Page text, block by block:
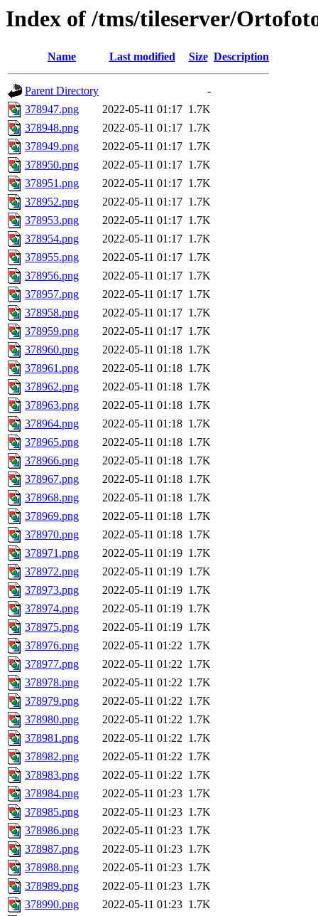
Index of /tms/tileserver/
Name Last modified Size Description
Parent Directory
-
378947.png
2022-05-11 01:17 1.7K
378948.png
2022-05-11 01:17 1.7K
378949.png
2022-05-11 01:17 1.7K
378950.png
2022-05-11 01:17 1.7K
378951.png
2022-05-11 01:17 1.7K
378952.png
2022-05-11 01:17 1.7K
378953.png
2022-05-11 01:17 1.7K
378954.png
2022-05-11 01:17 1.7K
378955.png
2022-05-11 01:17 1.7K
378956.png
2022-05-11 01:17 1.7K
378957.png
2022-05-11 01:17 1.7K
378958.png
2022-05-11 01:17 1.7K
378959.png
2022-05-11 01:17 1.7K
378960.png
2022-05-11 01:18 1.7K
378961.png
2022-05-11 01:18 1.7K
378962.png
2022-05-11 01:18 1.7K
378963.png
2022-05-11 01:18 1.7K
378964.png
2022-05-11 01:18 1.7K
378965.png
2022-05-11 01:18 1.7K
378966.png
2022-05-11 01:18 1.7K
378967.png
2022-05-11 01:18 1.7K
378968.png
2022-05-11 01:18 1.7K
378969.png
2022-05-11 01:18 1.7K
378970.png
2022-05-11 01:18 1.7K
378971.png
2022-05-11 01:19 1.7K
378972.png
2022-05-11 01:19 1.7K
378973.png
2022-05-11 01:19 1.7K
378974.png
2022-05-11 01:19 1.7K
378975.png
2022-05-11 01:19 1.7K
378976.png
2022-05-11 01:22 1.7K
378977.png
2022-05-11 01:22 1.7K
378978.png
2022-05-11 01:22 1.7K
378979.png
2022-05-11 01:22 1.7K
378980.png
2022-05-11 01:22 1.7K
378981.png
2022-05-11 01:22 1.7K
378982.png
2022-05-11 01:22 1.7K
378983.png
2022-05-11 01:22 1.7K
378984.png
2022-05-11 01:23 1.7K
378985.png
2022-05-11 01:23 1.7K
378986.png
2022-05-11 01:23 1.7K
378987.png
2022-05-11 01:23 1.7K
378988.png
2022-05-11 01:23 1.7K
378989.png
2022-05-11 01:23 1.7K
378990.png
2022-05-11 01:23 1.7K